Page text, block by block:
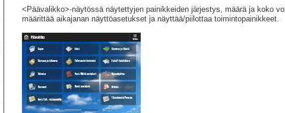
<Päävalikko>-näytössä näytettyjen painikkeiden järjestys, määrä ja koko
määrittää aikajanan näyttöasetukset ja näyttää/piilottaa toimintopainikkeet.